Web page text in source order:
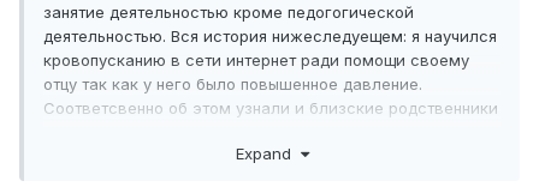
занятие деятельностью кроме педогогической
деятельностью. Вся история нижеследуещем: я научился
кровопусканию в сети интернет ради помощи своему
отцу так как у него было повышенное давление.
Соответсвенно об этом узнали и близские родственники
молодой парень с просьбой помочь сделать ему
Expand